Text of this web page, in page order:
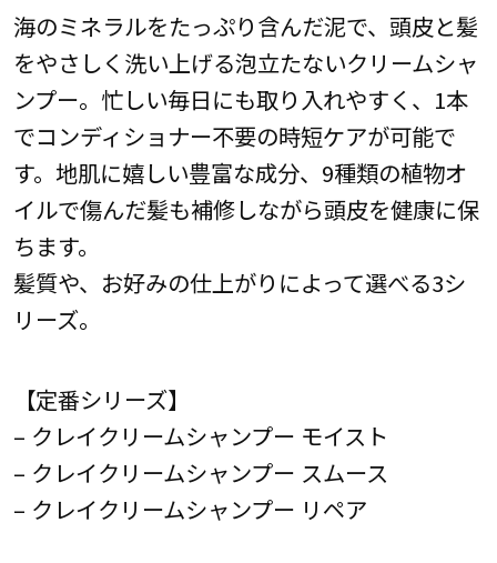
海のミネラルをたっぷり含んだ泥で、頭皮と髪
をやさしく洗い上げる泡立たないクリームシャ
ンプー。忙しい毎日にも取り入れやすく、1本
でコンディショナー不要の時短ケアが可能で
す。地肌に嬉しい豊富な成分、9種類の植物オ
イルで傷んだ髪も補修しながら頭皮を健康に保
ちます。
髪質や、お好みの仕上がりによって選べる3シ
リーズ。
【定番シリーズ】
– クレイクリームシャンプー モイスト
– クレイクリームシャンプー スムース
– クレイクリームシャンプー リペア